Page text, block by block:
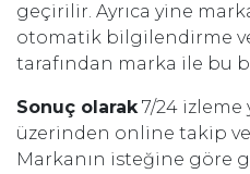
geçirilir. Ayrıca yine
otomatik bilgilendirme
tarafından marka ile bu
Sonuç olarak7/24 izleme
üzerinden online takip ve
Markanın isteğine göre